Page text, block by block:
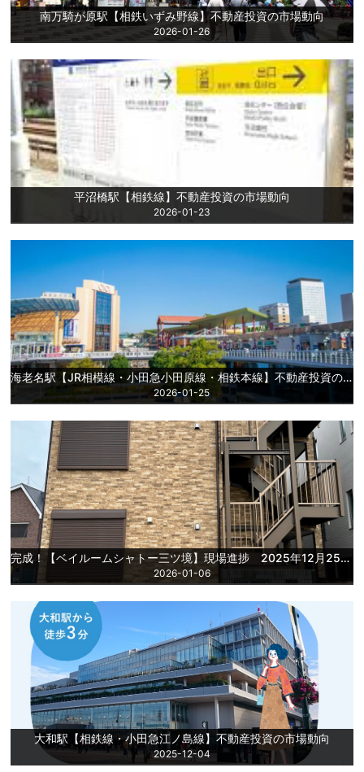
南万騎が原駅【相鉄いずみ野線】不動産投資の市場動向
2026-01-26
平沼橋駅【相鉄線】不動産投資の市場動向
2026-01-23
海老名駅【JR相模線・小田急小田原線・相鉄本線】不動産投資の市場動向
2026-01-25
完成！【ベイルームシャトー三ツ境】現場進捗 2025年12月25日更新
2026-01-06
大和駅【相鉄線・小田急江ノ島線】不動産投資の市場動向
2025-12-04